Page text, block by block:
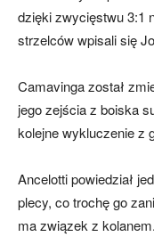
dzięki zwycięstwu 3:1
strzelców wpisali się
Camavinga został
jego zejścia z boiska
kolejne wykluczenie z
Ancelotti powiedział
plecy, co trochę go
ma związek z kolanem.